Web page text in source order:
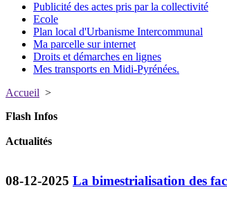
Publicité des actes pris par la collectivité
Ecole
Plan local d'Urbanisme Intercommunal
Ma parcelle sur internet
Droits et démarches en lignes
Mes transports en Midi-Pyrénées.
Accueil >
Flash Infos
Actualités
08-12-2025 La bimestrialisation des